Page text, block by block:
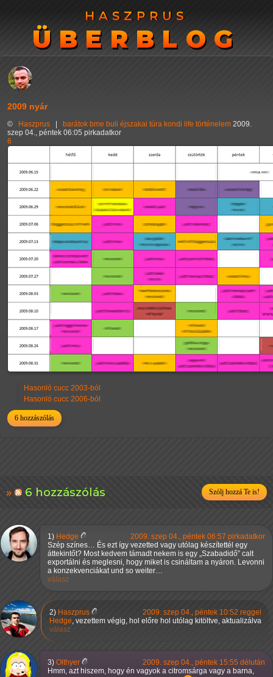
HASZPRUS
ÜBERBLOG
HASZPRUS
ÜBERBLOG
2009 nyár
© Haszprus barátok bme buli éjszakai túra kondi life történelem 2009.
szep 04., péntek 06:05 pirkadatkor
6
Hasonló cucc 2003-ból
Hasonló cucc 2006-ból
6 hozzászólás
6 hozzászólás Szólj hozzá Te is!
1) Hedge
2009. szep 04., péntek 06:57 pirkadatkor
Szép színes… És ezt így vezetted vagy utólag készítettél egy
áttekintőt? Most kedvem támadt nekem is egy Szabadidő calt
exportálni és meglesni, hogy miket is csináltam a nyáron. Levonni
a konzekvenciákat und so weiter…
válasz
2) Haszprus
2009. szep 04., péntek 10:52 reggel
Hedge, vezettem végig, hol előre hol utólag kitöltve, aktualizálva
válasz
3) Olthyer
2009. szep 04., péntek 15:55 délután
Hmm, azt hiszem, hogy én vagyok a citromsárga vagy a barna,